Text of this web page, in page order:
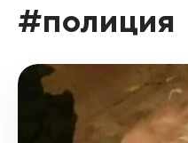
#полиция